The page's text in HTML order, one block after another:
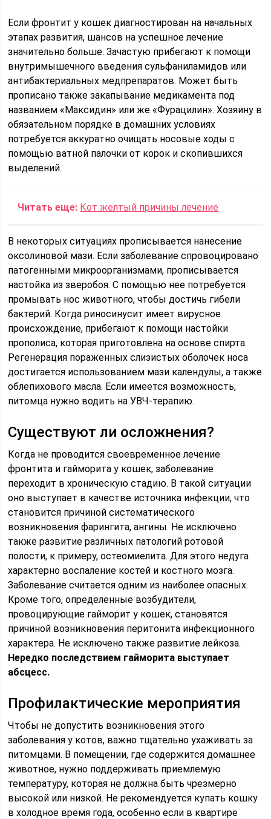
Если фронтит у кошек диагностирован на начальных
этапах развития, шансов на успешное лечение
значительно больше. Зачастую прибегают к помощи
внутримышечного введения сульфаниламидов или
антибактериальных медпрепаратов. Может быть
прописано также закапывание медикамента под
названием «Максидин» или же «Фурацилин». Хозяину в
обязательном порядке в домашних условиях
потребуется аккуратно очищать носовые ходы с
помощью ватной палочки от корок и скопившихся
выделений.
Читать еще: Кот желтый причины лечение
В некоторых ситуациях прописывается нанесение
оксолиновой мази. Если заболевание спровоцировано
патогенными микроорганизмами, прописывается
настойка из зверобоя. С помощью нее потребуется
промывать нос животного, чтобы достичь гибели
бактерий. Когда риносинусит имеет вирусное
происхождение, прибегают к помощи настойки
прополиса, которая приготовлена на основе спирта.
Регенерация пораженных слизистых оболочек носа
достигается использованием мази календулы, а также
облепихового масла. Если имеется возможность,
питомца нужно водить на УВЧ-терапию.
Существуют ли осложнения?
Когда не проводится своевременное лечение
фронтита и гайморита у кошек, заболевание
переходит в хроническую стадию. В такой ситуации
оно выступает в качестве источника инфекции, что
становится причиной систематического
возникновения фарингита, ангины. Не исключено
также развитие различных патологий ротовой
полости, к примеру, остеомиелита. Для этого недуга
характерно воспаление костей и костного мозга.
Заболевание считается одним из наиболее опасных.
Кроме того, определенные возбудители,
провоцирующие гайморит у кошек, становятся
причиной возникновения перитонита инфекционного
характера. Не исключено также развитие лейкоза.
Нередко последствием гайморита выступает
абсцесс.
Профилактические мероприятия
Чтобы не допустить возникновения этого
заболевания у котов, важно тщательно ухаживать за
питомцами. В помещении, где содержится домашнее
животное, нужно поддерживать приемлемую
температуру, которая не должна быть чрезмерно
высокой или низкой. Не рекомендуется купать кошку
в холодное время года, особенно если в квартире